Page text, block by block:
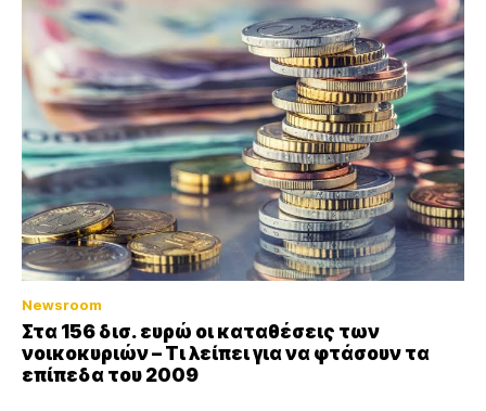
Newsroom
Στα 156 δισ. ευρώ οι καταθέσεις των
νοικοκυριών – Τι λείπει για να φτάσουν τα
επίπεδα του 2009